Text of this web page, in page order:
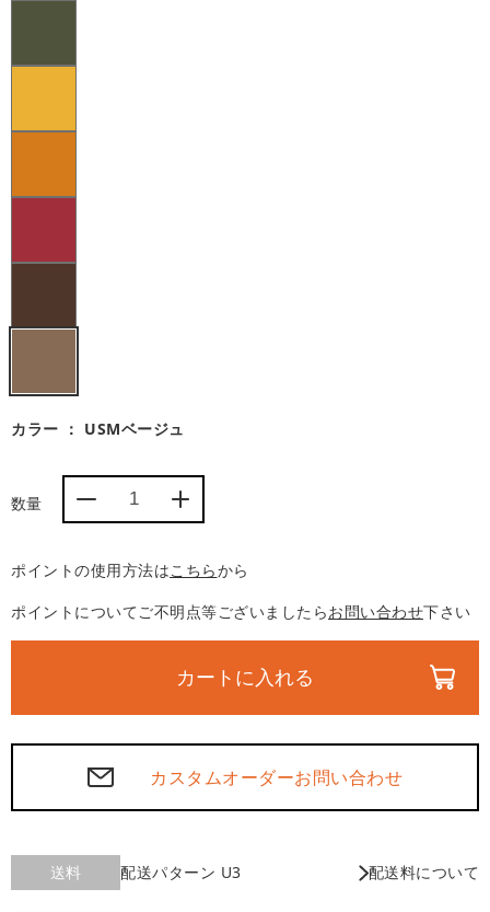
カラー ： USMベージュ
数量
ド
ー
ド
ッ
プ
ダ
ド
サ
ド
ー
ド
ド
ッ
プ
ダ
ア
ポイントの使用方法はこちらから
ポイントについてご不明点等ございましたらお問い合わせ下さい
カートに入れる
カスタムオーダーお問い合わせ
送料 配送パターン U3 配送料について